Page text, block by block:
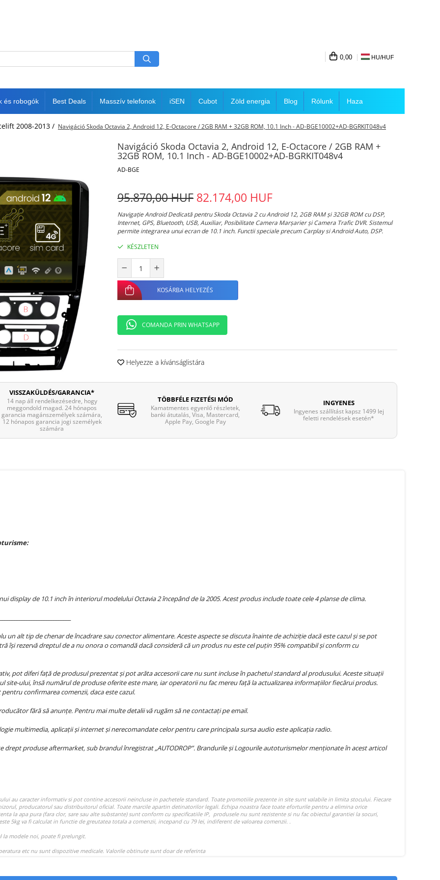
0,00 HU/HUF
és robogók Best Deals Masszív telefonok iSEN Cubot Zöld energia Blog Rólunk Haza
2008-2013 / Navigáció Skoda Octavia 2, Android 12, E-Octacore / 2GB RAM + 32GB ROM, 10.1 Inch - AD-BGE10002+AD-BGRKIT048v4
Navigáció Skoda Octavia 2, Android 12, E-Octacore / 2GB RAM +
32GB ROM, 10.1 Inch - AD-BGE10002+AD-BGRKIT048v4
AD-BGE
95.870,00 HUF 82.174,00 HUF
Navigație Android Dedicată pentru Skoda Octavia 2 cu Android 12, 2GB RAM și 32GB ROM cu DSP,
Internet, GPS, Bluetooth, USB, Auxiliar, Posibilitate Camera Marșarier și Camera Trafic DVR. Sistemul
permite integrarea unui ecran de 10.1 inch. Functii speciale precum Carplay si Android Auto, DSP.
KÉSZLETEN
KOSÁRBA HELYEZÉS
COMANDA PRIN WHATSAPP
Helyezze a kívánságlistára
VISSZAKÜLDÉS/GARANCIA*
14 nap áll rendelkezésedre, hogy
meggondold magad. 24 hónapos
garancia magánszemélyek számára,
12 hónapos garancia jogi személyek
számára
TÖBBFÉLE FIZETÉSI MÓD
Kamatmentes egyenlő részletek,
banki átutalás, Visa, Mastercard,
Apple Pay, Google Pay
INGYENES
Ingyenes szállítást kapsz 1499 lej
feletti rendelések esetén*
display de 10.1 inch în interiorul modelului Octavia 2 începând de la 2005. Acest produs include toate cele 4 planse de clima.
alt tip de chenar de încadrare sau conector alimentare. Aceste aspecte se discuta înainte de achiziție dacă este cazul și se pot
își rezervă dreptul de a nu onora o comandă dacă consideră că un produs nu este cel puțin 95% compatibil și conform cu
pot diferi față de produsul prezentat și pot arăta accesorii care nu sunt incluse în pachetul standard al produsului. Aceste situații
ului, însă numărul de produse oferite este mare, iar operatorii nu fac mereu față la actualizarea informațiilor fiecărui produs.
confirmarea comenzii, daca este cazul.
fără să anunțe. Pentru mai multe detalii vă rugăm să ne contactați pe email.
multimedia, aplicații și internet și nerecomandate celor pentru care principala sursa audio este aplicația radio.
drept produse aftermarket, sub brandul înregistrat „AUTODROP”. Brandurile și Logourile autoturismelor menționate în acest articol